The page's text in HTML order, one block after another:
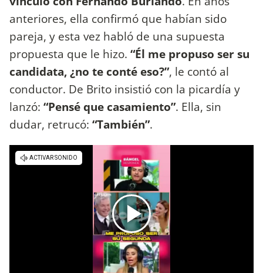
anteriores, ella confirmó que habían sido
pareja, y esta vez habló de una supuesta
propuesta que le hizo. “Él me propuso ser su
candidata, ¿no te conté eso?”, le contó al
conductor. De Brito insistió con la picardía y
lanzó: “Pensé que casamiento”. Ella, sin
dudar, retrucó: “También”.